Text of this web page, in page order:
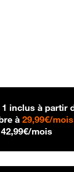
inclus à partir
à29,99€/mois
42,99€/mois